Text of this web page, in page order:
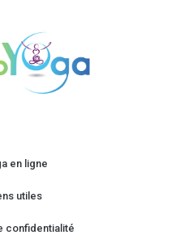
en ligne
utiles
confidentialité